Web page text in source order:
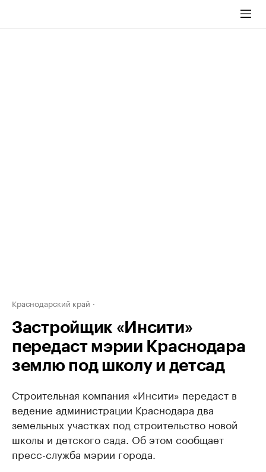
Краснодарский край
Застройщик «Инсити»
передаст мэрии Краснодара
землю под школу и детсад
Строительная компания «Инсити» передаст в
ведение администрации Краснодара два
земельных участках под строительство новой
школы и детского сада. Об этом сообщает
пресс-служба мэрии города.